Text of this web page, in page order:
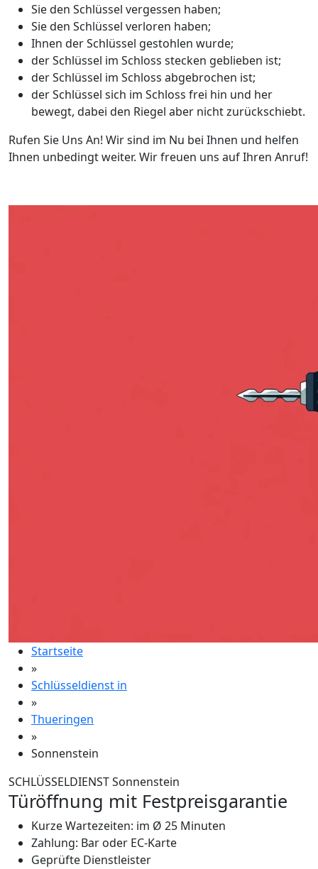
Sie den Schlüssel vergessen haben;
Sie den Schlüssel verloren haben;
Ihnen der Schlüssel gestohlen wurde;
der Schlüssel im Schloss stecken geblieben ist;
der Schlüssel im Schloss abgebrochen ist;
der Schlüssel sich im Schloss frei hin und her
bewegt, dabei den Riegel aber nicht zurückschiebt.
Rufen Sie Uns An! Wir sind im Nu bei Ihnen und helfen
Ihnen unbedingt weiter. Wir freuen uns auf Ihren Anruf!
Startseite
»
Schlüsseldienst in
»
Thueringen
»
Sonnenstein
SCHLÜSSELDIENST Sonnenstein
Türöffnung mit Festpreisgarantie
Kurze Wartezeiten: im Ø 25 Minuten
Zahlung: Bar oder EC-Karte
Geprüfte Dienstleister